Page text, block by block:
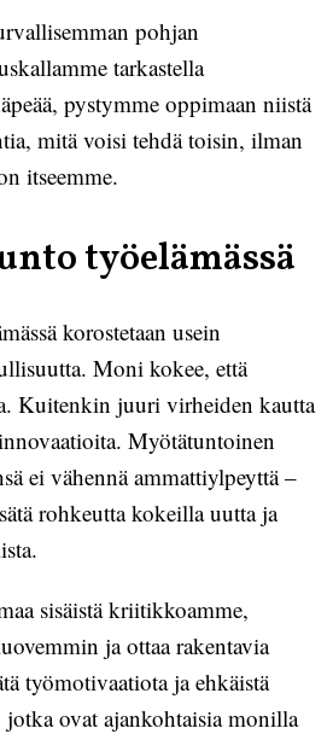
pohjan
tarkastella
pystymme oppimaan niistä
mitä voisi tehdä toisin, ilman
itseemme.
työelämässä
korostetaan usein
Moni kokee, että
Kuitenkin juuri virheiden kautta
Myötätuntoinen
ei vähennä ammattiylpeyttä –
rohkeutta kokeilla uutta ja
sisäistä kriitikkoamme,
ja ottaa rakentavia
työmotivaatiota ja ehkäistä
ovat ajankohtaisia monilla